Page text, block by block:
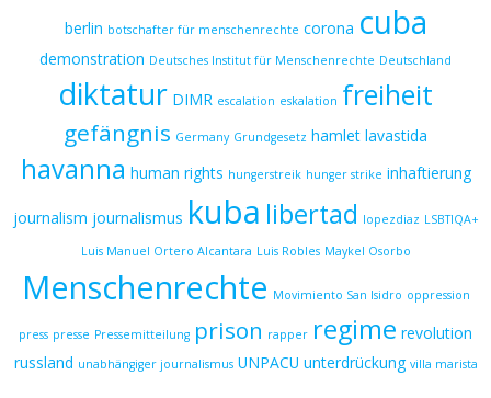
berlin botschafter für menschenrechte corona cuba
demonstration Deutsches Institut für Menschenrechte Deutschland
diktatur DIMR escalation eskalation freiheit
gefängnis Germany Grundgesetz hamlet lavastida
havanna human rights hungerstreik hunger strike inhaftierung
journalism journalismus kuba libertad lopezdiaz LSBTIQA+
Luis Manuel Ortero Alcantara Luis Robles Maykel Osorbo
Menschenrechte Movimiento San Isidro oppression
press presse Pressemitteilung prison rapper regime revolution
russland unabhängiger journalismus UNPACU unterdrückung villa marista